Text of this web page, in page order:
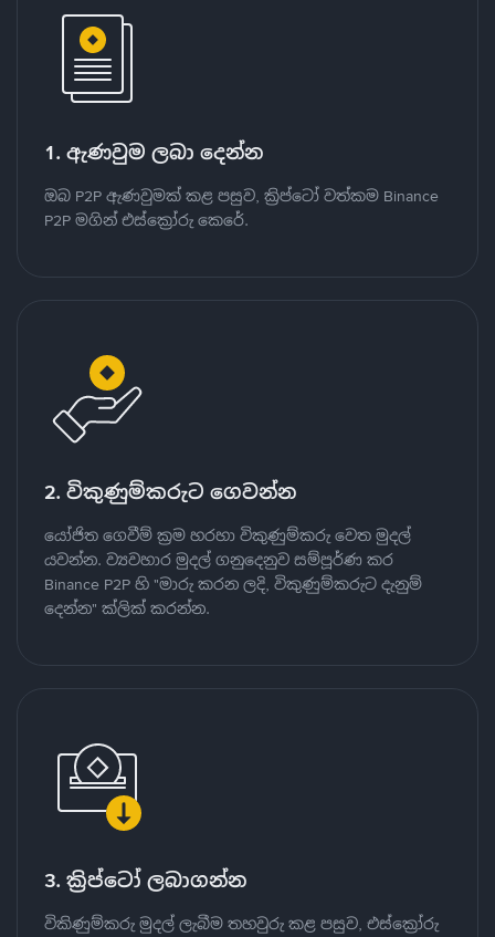
1. ඇණවුම ලබා දෙන්න
ඔබ P2P ඇණවුමක් කළ පසුව, ක්‍රිප්ටෝ වත්කම Binance
P2P මගින් එස්ක්‍රෝරු කෙරේ.
2. විකුණුම්කරුට ගෙවන්න
යෝජිත ගෙවීම් ක්‍රම හරහා විකුණුම්කරු වෙත මුදල්
යවන්න. ව්‍යවහාර මුදල් ගනුදෙනුව සම්පූර්ණ කර
Binance P2P හි "මාරු කරන ලදි, විකුණුම්කරුට දැනුම්
දෙන්න" ක්ලික් කරන්න.
3. ක්‍රිප්ටෝ ලබාගන්න
විකිණුම්කරු මුදල් ලැබීම තහවුරු කළ පසුව, එස්ක්‍රෝරු